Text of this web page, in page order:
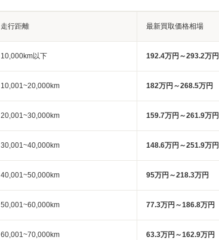
走行距離 最新買取価格相場
10,000km以下 192.4万円～293.2万円
10,001~20,000km 182万円～268.5万円
20,001~30,000km 159.7万円～261.9万円
30,001~40,000km 148.6万円～251.9万円
40,001~50,000km 95万円～218.3万円
50,001~60,000km 77.3万円～186.8万円
60,001~70,000km 63.3万円～162.9万円